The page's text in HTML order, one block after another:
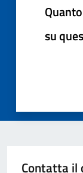
su
Contatta il